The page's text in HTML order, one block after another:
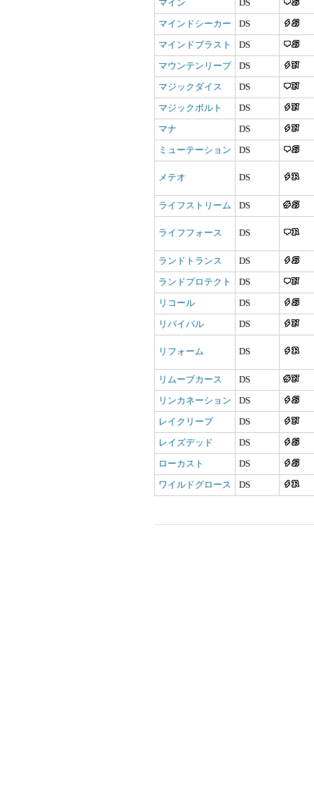
マイン DS
マインドシーカー DS
マインドブラスト DS
マウンテンリープ DS
マジックダイス DS
マジックボルト DS
マナ DS
ミューテーション DS
メテオ DS
ライフストリーム DS
ライフフォース DS
ランドトランス DS
ランドプロテクト DS
リコール DS
リバイバル DS
リフォーム DS
リムーブカース DS
リンカネーション DS
レイクリープ DS
レイズデッド DS
ローカスト DS
ワイルドグロース DS